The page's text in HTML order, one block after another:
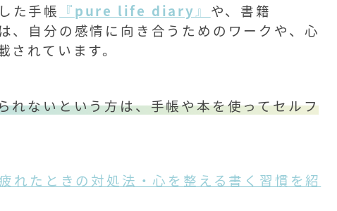
た手帳 『pure life diary 』 や、 書籍
、
自分の感情に向き合うためのワークや、心
れています。
れないという方は、手帳や本を使ってセルフ
れたときの対処法・心を整える書く習慣を紹